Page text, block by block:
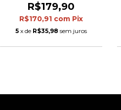
R$179,90
R$170,91 com Pix
5 x de R$35,98 sem juros